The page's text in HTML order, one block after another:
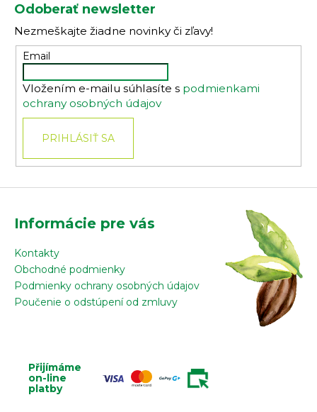
Odoberať newsletter
Nezmeškajte žiadne novinky či zľavy!
Email
Vložením e-mailu súhlasíte s podmienkami
ochrany osobných údajov
PRIHLÁSIŤ SA
Informácie pre vás
Kontakty
Obchodné podmienky
Podmienky ochrany osobných údajov
Poučenie o odstúpení od zmluvy
Přijímáme
on-line
platby